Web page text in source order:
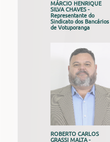
MÁRCIO HENRIQUE
SILVA CHAVES -
Representante do
Sindicato dos Bancários
de Votuporanga
ROBERTO CARLOS
GRASSI MALTA -